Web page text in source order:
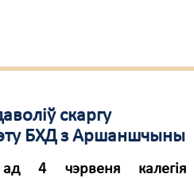
скаргу
БХД з Аршаншчыны
4 чэрвеня калегія